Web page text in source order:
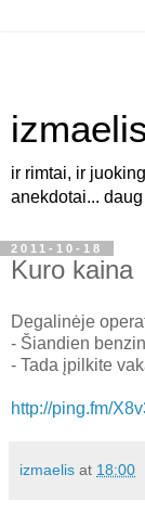
ir rimtai, ir
anekdotai...
2011-10-18
Kuro kaina
Degalinėje
- Šiandien
- Tada įpilkite
http://ping.fm/
izmaelis at 18:00